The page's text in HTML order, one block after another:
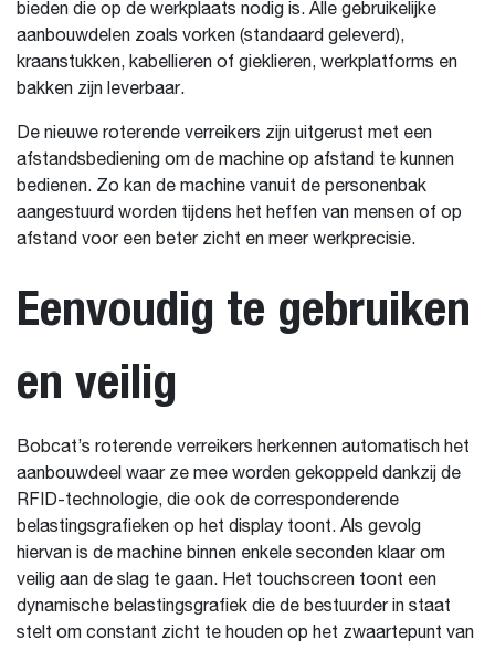
bieden die op de werkplaats nodig is. Alle gebruikelijke
aanbouwdelen zoals vorken (standaard geleverd),
kraanstukken, kabellieren of gieklieren, werkplatforms en
bakken zijn leverbaar.
De nieuwe roterende verreikers zijn uitgerust met een
afstandsbediening om de machine op afstand te kunnen
bedienen. Zo kan de machine vanuit de personenbak
aangestuurd worden tijdens het heffen van mensen of op
afstand voor een beter zicht en meer werkprecisie.
Eenvoudig te gebruiken
en veilig
Bobcat’s roterende verreikers herkennen automatisch het
aanbouwdeel waar ze mee worden gekoppeld dankzij de
RFID-technologie, die ook de corresponderende
belastingsgrafieken op het display toont. Als gevolg
hiervan is de machine binnen enkele seconden klaar om
veilig aan de slag te gaan. Het touchscreen toont een
dynamische belastingsgrafiek die de bestuurder in staat
stelt om constant zicht te houden op het zwaartepunt van